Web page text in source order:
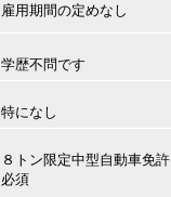
雇用期間の定めなし
学歴不問です
特になし
８トン限定中型自動車免許
必須